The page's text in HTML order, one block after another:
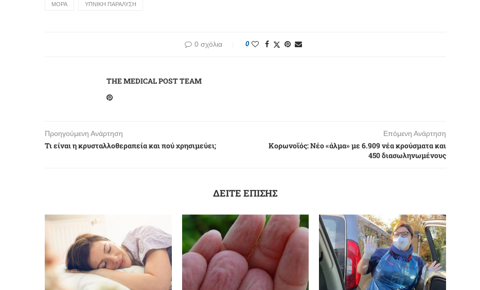
MOΡΑ ΥΠΝΙΚΗ ΠΑΡΑΛΥΣΗ
0 σχόλια 0
THE MEDICAL POST TEAM
Προηγούμενη Ανάρτηση
Τι είναι η κρυσταλλοθεραπεία και πού χρησιμεύει;
Επόμενη Ανάρτηση
Κορωνοϊός: Νέο «άλμα» με 6.909 νέα κρούσματα και
450 διασωληνωμένους
ΔΕΙΤΕ ΕΠΙΣΗΣ